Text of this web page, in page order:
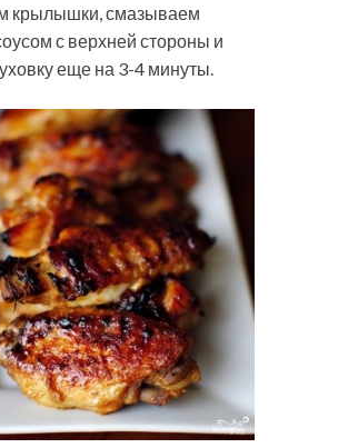
крылышки, смазываем
с верхней стороны и
еще на 3-4 минуты.